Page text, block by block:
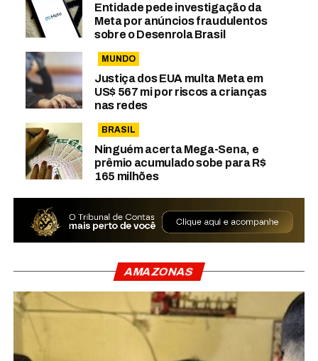
Entidade pede investigação da
Meta por anúncios fraudulentos
sobre o Desenrola Brasil
MUNDO
Justiça dos EUA multa Meta em
US$ 567 mi por riscos a crianças
nas redes
BRASIL
Ninguém acerta Mega-Sena, e
prêmio acumulado sobe para R$
165 milhões
AMAZONAS